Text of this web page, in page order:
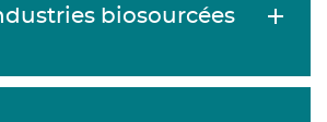
biosourcées